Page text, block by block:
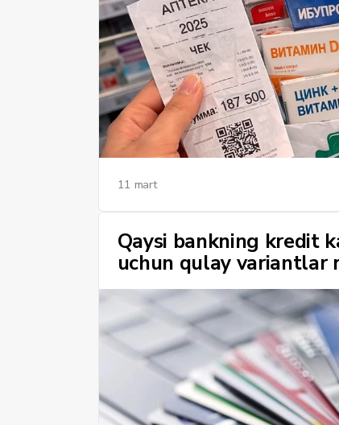
11 mart
Qaysi bankning kredit
uchun qulay variantlar